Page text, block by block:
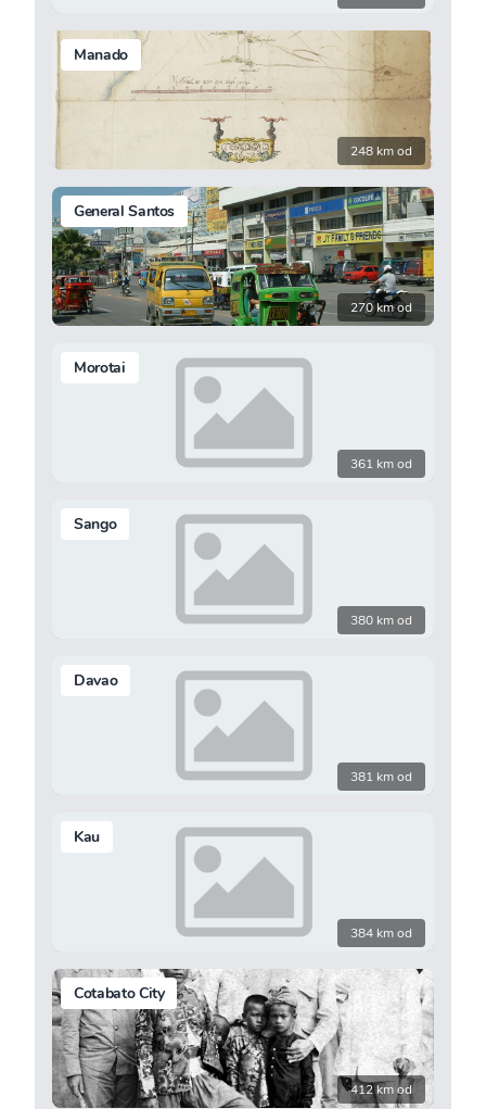
Manado
248 km od
General Santos
270 km od
Morotai
361 km od
Sango
380 km od
Davao
381 km od
Kau
384 km od
Cotabato City
412 km od